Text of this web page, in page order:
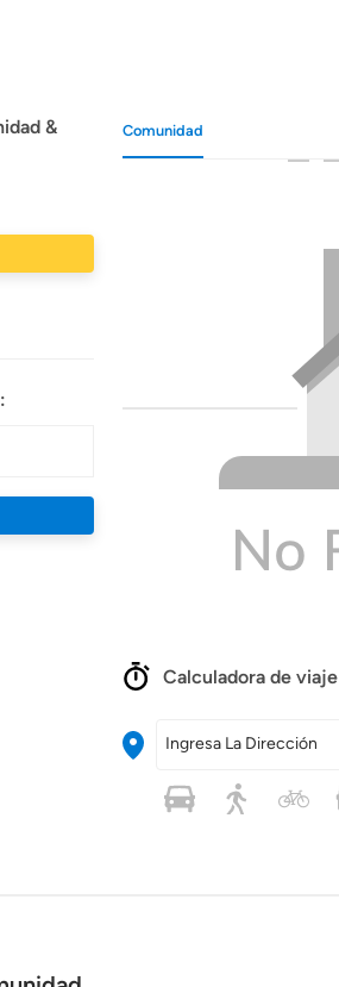
&
Comunidad
Calculadora de viaje
Ingresa La Dirección